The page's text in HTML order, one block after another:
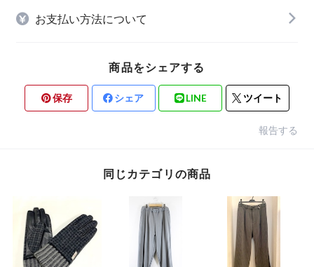
お支払い方法について
商品をシェアする
保存 シェア LINE ツイート
報告する
同じカテゴリの商品